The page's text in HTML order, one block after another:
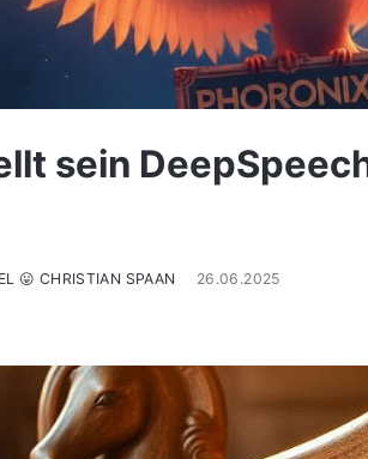
sein
😛 CHRISTIAN SPAAN 26.06.2025